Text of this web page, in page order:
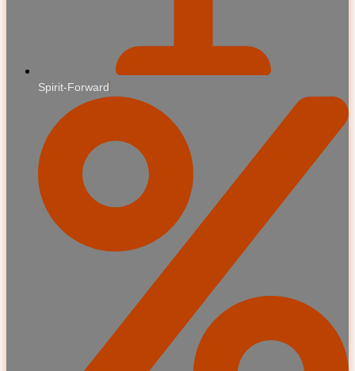
Spirit-Forward